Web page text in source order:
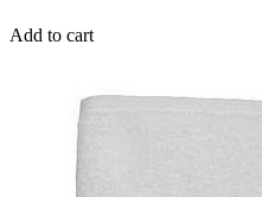
Add to cart